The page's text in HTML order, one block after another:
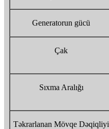
Generatorun gücü
Çak
Sıxma Aralığı
Təkrarlanan Mövqe Dəqiqliyi